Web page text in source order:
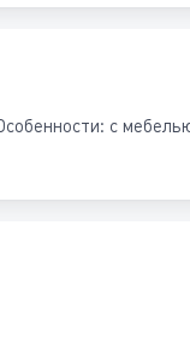
с